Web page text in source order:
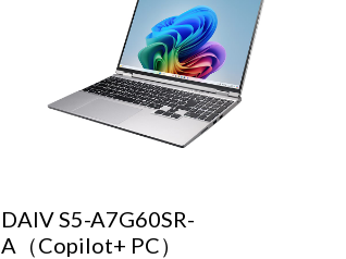
DAIV S5-A7G60SR-
A（Copilot+ PC）